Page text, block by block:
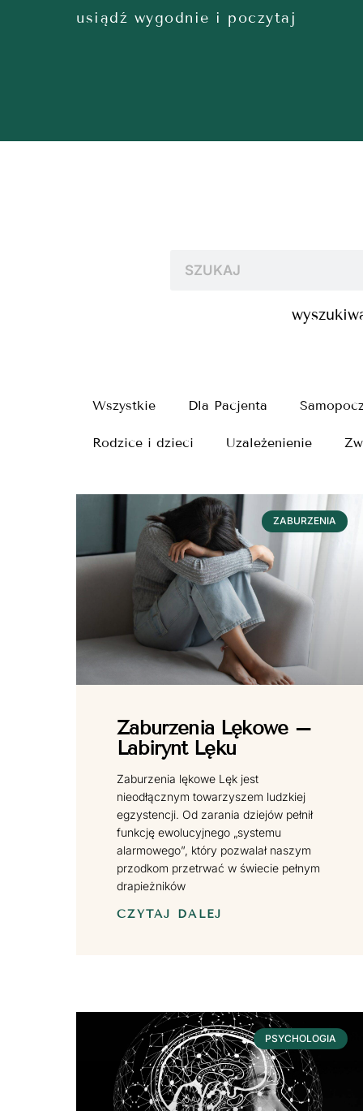
usiądź wygodnie i poczytaj
Wszystkie Dla Pacjenta
Rodzice i dzieci Uzależenienie
ZABURZENIA
Zaburzenia Lękowe –
Labirynt Lęku
Zaburzenia lękowe Lęk jest
nieodłącznym towarzyszem ludzkiej
egzystencji. Od zarania dziejów pełnił
funkcję ewolucyjnego „systemu
alarmowego”, który pozwalał naszym
przodkom przetrwać w świecie pełnym
drapieżników
CZYTAJ DALEJ
PSYCHOLOGIA